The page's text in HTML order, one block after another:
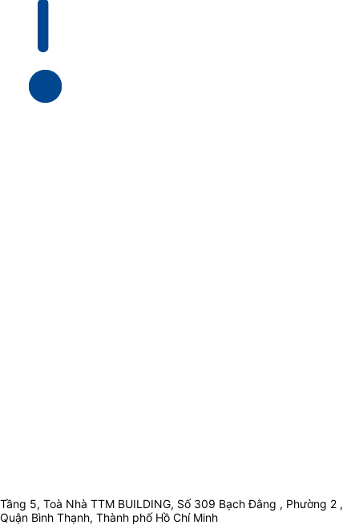
Tầng 5, Toà Nhà TTM BUILDING, Số 309 Bạch Đằng , Phường 2 ,
Quận Bình Thạnh, Thành phố Hồ Chí Minh